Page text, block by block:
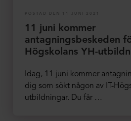
POSTAD DEN 11 JUNI 2021
11 juni kommer
antagningsbeskeden
Högskolans YH-
Idag, 11 juni kommer
dig som sökt någon av IT-
utbildningar. Du får …